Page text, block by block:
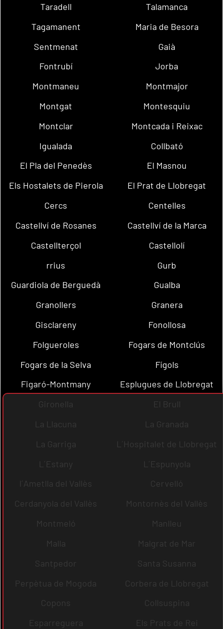
Taradell
Talamanca
Tagamanent
Maria de Besora
Sentmenat
Gaià
Fontrubí
Jorba
Montmaneu
Montmajor
Montgat
Montesquiu
Montclar
Montcada i Reixac
Igualada
Collbató
El Pla del Penedès
El Masnou
Els Hostalets de Pierola
El Prat de Llobregat
Cercs
Centelles
Castellví de Rosanes
Castellví de la Marca
Castellterçol
Castellolí
rrius
Gurb
Guardiola de Berguedà
Gualba
Granollers
Granera
Gisclareny
Fonollosa
Folgueroles
Fogars de Montclús
Fogars de la Selva
Fígols
Figaró-Montmany
Esplugues de Llobregat
Gironella
El Brull
La Llacuna
La Granada
La Garriga
L´Hospitalet de Llobregat
L´Estany
L´Espunyola
l´Ametlla del Vallès
Cervelló
Cerdanyola del Vallès
Montornès del Vallès
Montmeló
Manlleu
Malla
Malgrat de Mar
Santpedor
Santa Susanna
Perpètua de Mogoda
Corbera de Llobregat
Copons
Collsuspina
Esparreguera
Els Prats de Rei